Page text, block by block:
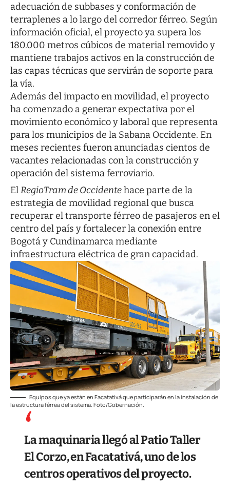
adecuación de subbases y conformación de
terraplenes a lo largo del corredor férreo. Según
información oficial, el proyecto ya supera los
180.000 metros cúbicos de material removido y
mantiene trabajos activos en la construcción de
las capas técnicas que servirán de soporte para
la vía.
Además del impacto en movilidad, el proyecto
ha comenzado a generar expectativa por el
movimiento económico y laboral que representa
para los municipios de la Sabana Occidente. En
meses recientes fueron anunciadas cientos de
vacantes relacionadas con la construcción y
operación del sistema ferroviario.
ElRegioTram de Occidentehace parte de la
estrategia de movilidad regional que busca
recuperar el transporte férreo de pasajeros en el
centro del país y fortalecer la conexión entre
Bogotá y Cundinamarca mediante
infraestructura eléctrica de gran capacidad.
Equipos que ya están en Facatativá que participarán en la instalación de
la estructura férrea del sistema. Foto/Gobernación.
La maquinaria llegó al Patio Taller
El Corzo, en Facatativá, uno de los
centros operativos del proyecto.